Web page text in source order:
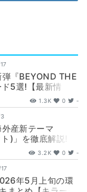
弾『BEYOND THE
5選!【最新情
1.3K 0 -
外産新テーマ
)」を徹底解説!
3.2K 0 -
年5月上旬の環